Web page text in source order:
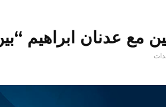
مع عدنان ابراهيم